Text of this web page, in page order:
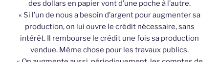
des dollars en papier vont d’une poche à l’autre.
« Si l’un de nous a besoin d’argent pour augmenter sa
production, on lui ouvre le crédit nécessaire, sans
intérêt. Il rembourse le crédit une fois sa production
vendue. Même chose pour les travaux publics.